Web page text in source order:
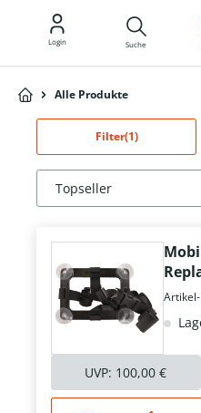
Login Suche
Alle Produkte
Filter(1)
UVP: 100,00 €